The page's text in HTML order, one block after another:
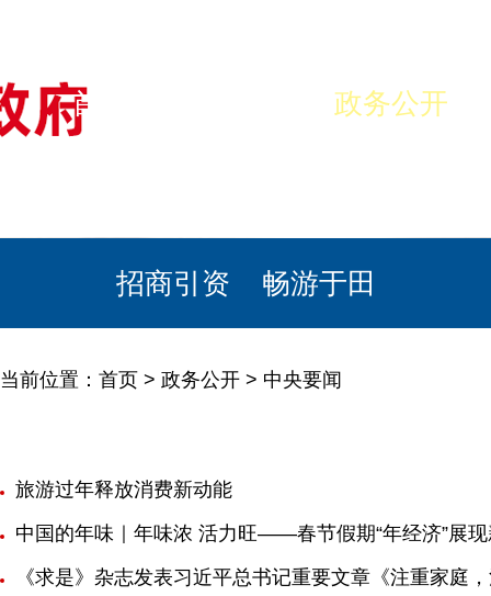
首页 政务公开
招商引资 畅游于田
当前位置： 首页 > 政务公开 > 中央要闻
旅游过年释放消费新动能
中国的年味｜年味浓 活力旺——春节假期“年经济”展
《求是》杂志发表习近平总书记重要文章《注重家庭